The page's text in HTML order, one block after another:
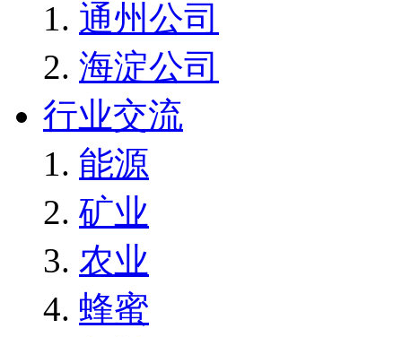
通州公司
海淀公司
行业交流
能源
矿业
农业
蜂蜜